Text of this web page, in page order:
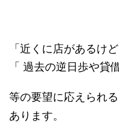
「近くに店があるけ
「 過去の逆日歩や貸
等の要望に応えられ
あります。